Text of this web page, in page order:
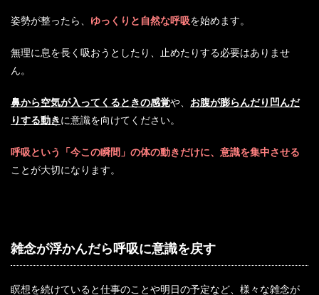
姿勢が整ったら、 ゆっくりと自然な呼吸を始めます。
無理に息を長く吸おうとしたり、止めたりする必要はありませ
ん。
鼻から空気が入ってくるときの感覚や、 お腹が膨らんだり凹んだ
りする動きに意識を向けてください。
呼吸という「今この瞬間」の体の動きだけに、意識を集中させる
ことが大切になります。
雑念が浮かんだら呼吸に意識を戻す
瞑想を続けていると仕事のことや明日の予定など、様々な雑念が